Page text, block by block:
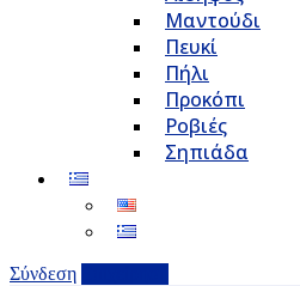
Μαντούδι
Πευκί
Πήλι
Προκόπι
Ροβιές
Σηπιάδα
Σύνδεση